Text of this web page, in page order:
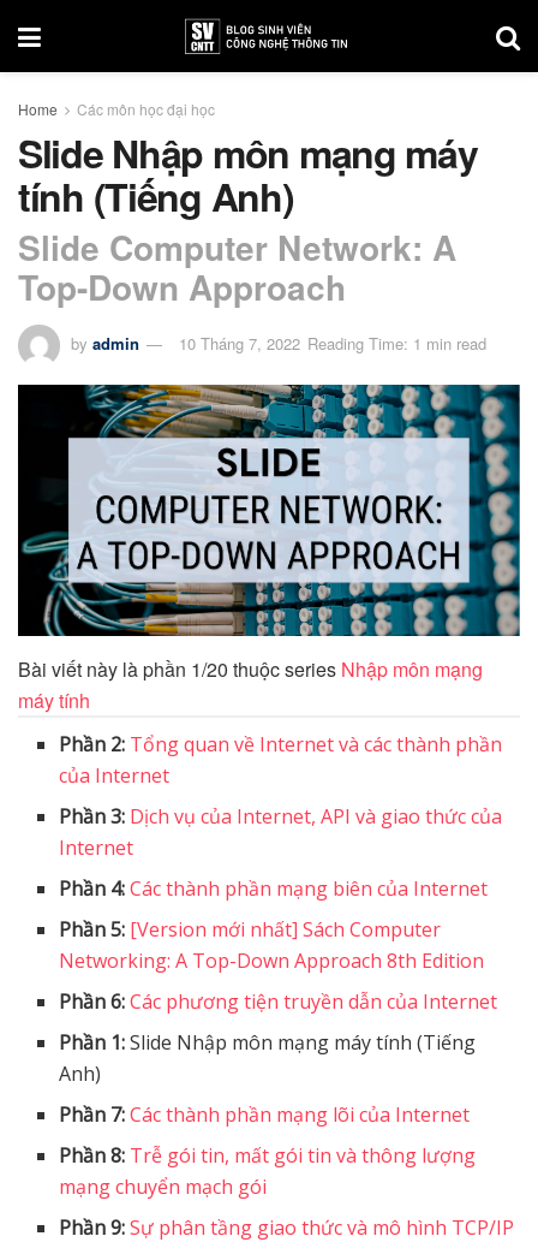
Home Các môn học đại học
Slide Nhập môn mạng máy
tính (Tiếng Anh)
Slide Computer Network: A
Top-Down Approach
by admin 10 Tháng 7, 2022 Reading Time: 1 min read
Bài viết này là phần 1/20 thuộc series Nhập môn mạng
máy tính
Phần 2: Tổng quan về Internet và các thành phần
của Internet
Phần 3: Dịch vụ của Internet, API và giao thức của
Internet
Phần 4:Các thành phần mạng biên của Internet
Phần 5: [Version mới nhất] Sách Computer
Networking: A Top-Down Approach 8th Edition
Phần 6:Các phương tiện truyền dẫn của Internet
Phần 1:Slide Nhập môn mạng máy tính (Tiếng
Anh)
Phần 7:Các thành phần mạng lõi của Internet
Phần 8: Trễ gói tin, mất gói tin và thông lượng
mạng chuyển mạch gói
Phần 9:Sự phân tầng giao thức và mô hình TCP/IP